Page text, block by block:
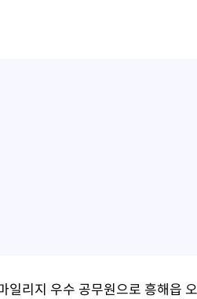
일리지 우수 공무원으로 흥해읍